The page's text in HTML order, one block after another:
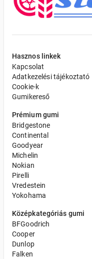
Hasznos linkek
Kapcsolat
Adatkezelési tájékoztató
Cookie-k
Gumikereső
Prémium gumi
Bridgestone
Continental
Goodyear
Michelin
Nokian
Pirelli
Vredestein
Yokohama
Középkategóriás gumi
BFGoodrich
Cooper
Dunlop
Falken